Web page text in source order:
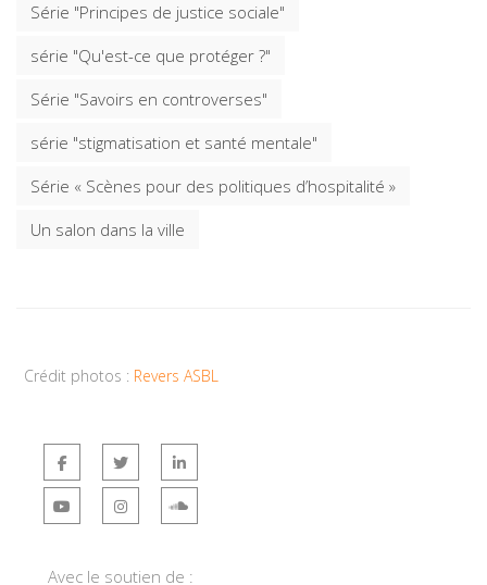
Série "Principes de justice sociale"
série "Qu'est-ce que protéger ?"
Série "Savoirs en controverses"
série "stigmatisation et santé mentale"
Série « Scènes pour des politiques d’hospitalité »
Un salon dans la ville
Crédit photos : Revers ASBL
Avec le soutien de :